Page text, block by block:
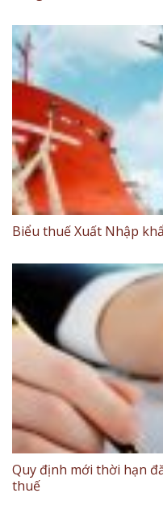
Biểu thuế Xuất Nhập
Quy định mới thời hạn
thuế